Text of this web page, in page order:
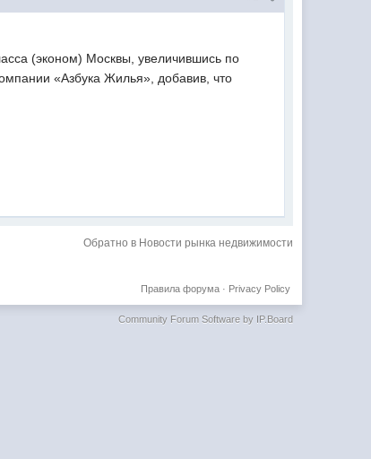
(эконом) Москвы, увеличившись по
«Азбука Жилья», добавив, что
Обратно в Новости рынка недвижимости
Privacy Policy
Правила форума·
Community Forum Software by IP.Board